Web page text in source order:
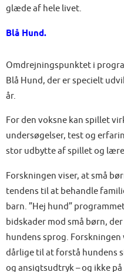
glæde af hele livet.
Blå Hund.
Omdrejningspunktet i
Blå Hund, der er specielt
år.
For den voksne kan spillet
undersøgelser, test og
stor udbytte af spillet og
Forskningen viser, at små
tendens til at behandle
barn. ”Hej hund”
bidskader mod små børn,
hundens sprog.
dårlige til at forstå hundens
og ansigtsudtryk – og ikke på